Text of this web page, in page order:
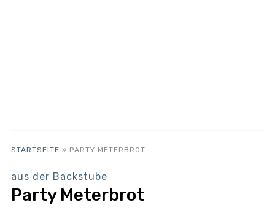
STARTSEITE » PARTY METERBROT
aus der Backstube
Party Meterbrot